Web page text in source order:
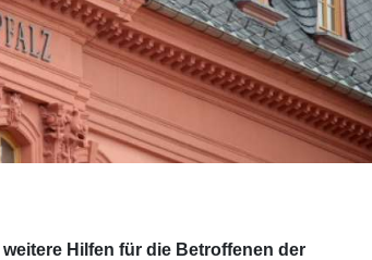
Hilfen für die Betroffenen der